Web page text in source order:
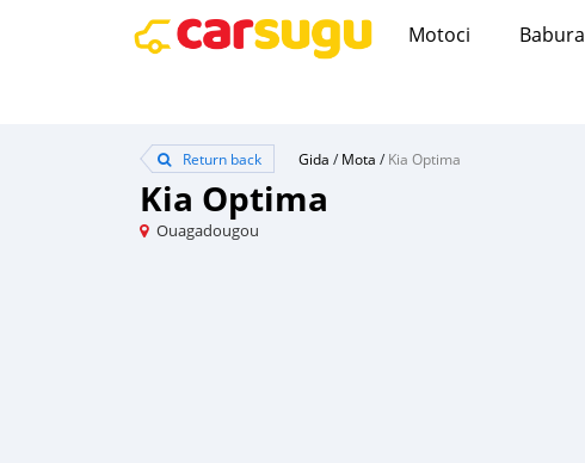
Motoci Babura
Return back Gida /Mota /Kia Optima
Kia Optima
Ouagadougou